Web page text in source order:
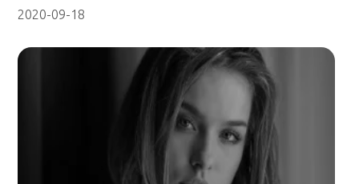
2020-09-18